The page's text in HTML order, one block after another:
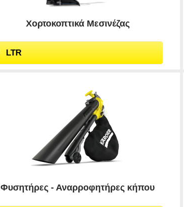
Χορτοκοπτικά Μεσινέζας
LTR
Φυσητήρες - Αναρροφητήρες κήπου